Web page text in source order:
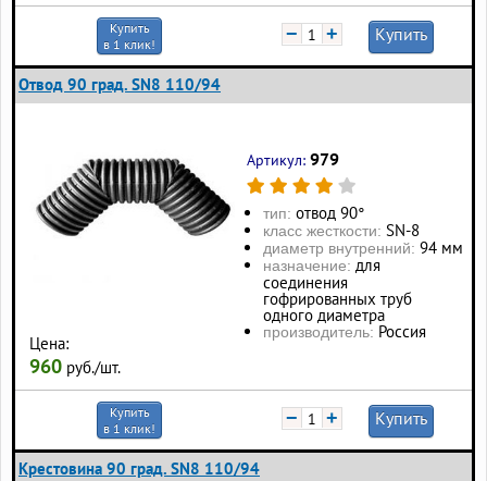
Купить
в 1 клик!
− + Купить
Отвод 90 град. SN8 110/94
Цена:
960 руб./шт.
Артикул: 979
тип: отвод 90°
класс жесткости: SN-8
диаметр внутренний: 94 мм
назначение: для
соединения
гофрированных труб
одного диаметра
производитель: Россия
Купить
в 1 клик!
− + Купить
Крестовина 90 град. SN8 110/94